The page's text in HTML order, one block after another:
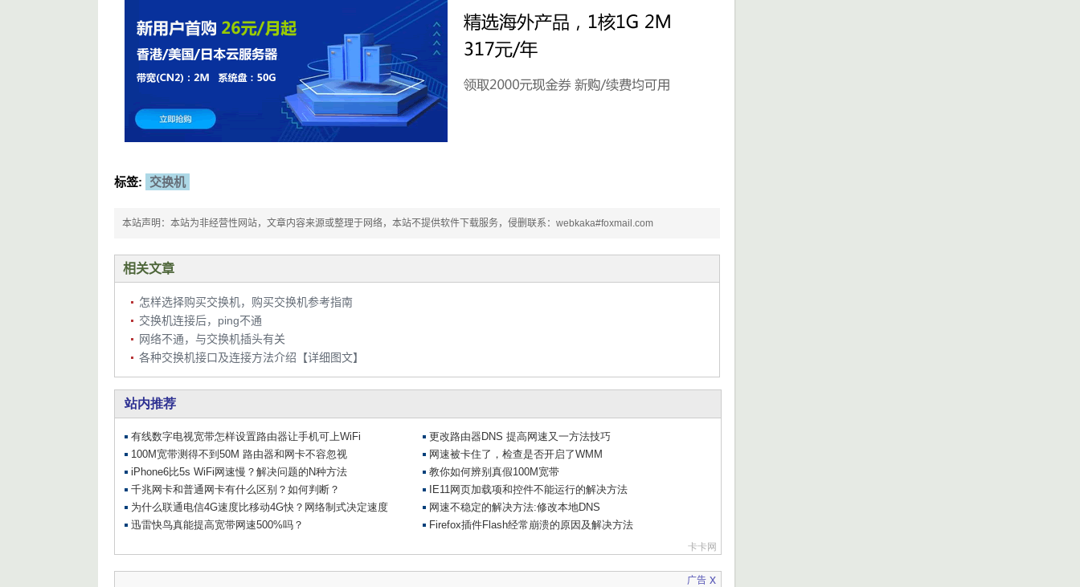
标签: 交换机
本站声明：本站为非经营性网站，文章内容来源或整理于网络，本站不提供软件下载服务，侵删联系：webkaka#foxmail.com
相关文章
怎样选择购买交换机，购买交换机参考指南
交换机连接后，ping不通
网络不通，与交换机插头有关
各种交换机接口及连接方法介绍【详细图文】
广告 x